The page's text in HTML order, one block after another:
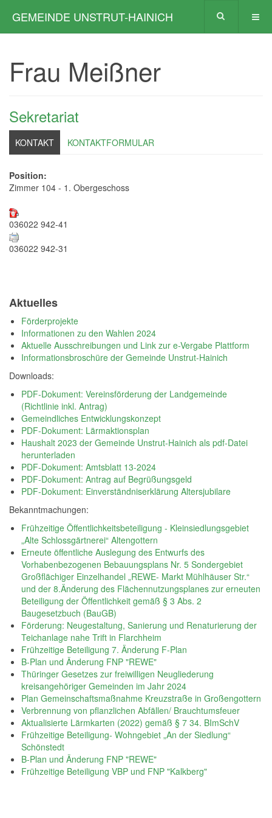
GEMEINDE UNSTRUT-HAINICH
Frau Meißner
Sekretariat
KONTAKT KONTAKTFORMULAR
Position:
Zimmer 104 - 1. Obergeschoss
036022 942-41
036022 942-31
Aktuelles
Förderprojekte
Informationen zu den Wahlen 2024
Aktuelle Ausschreibungen und Link zur e-Vergabe Plattform
Informationsbroschüre der Gemeinde Unstrut-Hainich
Downloads:
PDF-Dokument: Vereinsförderung der Landgemeinde
(Richtlinie inkl. Antrag)
Gemeindliches Entwicklungskonzept
PDF-Dokument: Lärmaktionsplan
Haushalt 2023 der Gemeinde Unstrut-Hainich als pdf-Datei
herunterladen
PDF-Dokument: Amtsblatt 13-2024
PDF-Dokument: Antrag auf Begrüßungsgeld
PDF-Dokument: Einverständniserklärung Altersjubilare
Bekanntmachungen:
Frühzeitige Öffentlichkeitsbeteiligung - Kleinsiedlungsgebiet
„Alte Schlossgärtnerei“ Altengottern
Erneute öffentliche Auslegung des Entwurfs des
Vorhabenbezogenen Bebauungsplans Nr. 5 Sondergebiet
Großflächiger Einzelhandel „REWE- Markt Mühlhäuser Str.“
und der 8.Änderung des Flächennutzungsplanes zur erneuten
Beteiligung der Öffentlichkeit gemäß § 3 Abs. 2
Baugesetzbuch (BauGB)
Förderung: Neugestaltung, Sanierung und Renaturierung der
Teichanlage nahe Trift in Flarchheim
Frühzeitige Beteiligung 7. Änderung F-Plan
B-Plan und Änderung FNP "REWE"
Thüringer Gesetzes zur freiwilligen Neugliederung
kreisangehöriger Gemeinden im Jahr 2024
Plan Gemeinschaftsmaßnahme Kreuzstraße in Großengottern
Verbrennung von pflanzlichen Abfällen/ Brauchtumsfeuer
Aktualisierte Lärmkarten (2022) gemäß § 7 34. BImSchV
Frühzeitige Beteiligung- Wohngebiet „An der Siedlung“
Schönstedt
B-Plan und Änderung FNP "REWE"
Frühzeitige Beteiligung VBP und FNP "Kalkberg"